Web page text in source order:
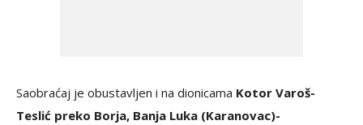
Saobraćaj je obustavljen i na dionicama Kotor Varoš-
Teslić preko Borja, Banja Luka (Karanovac)-